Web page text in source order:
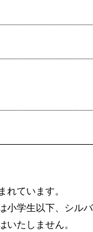
れています。
小学生以下、シル
いたしません。